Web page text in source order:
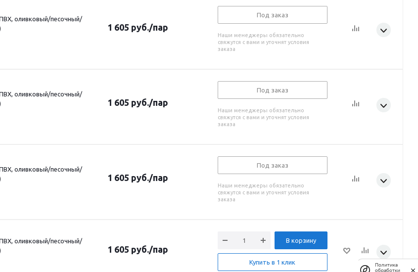
оливковый/песочный/
1 605 руб./пар
Под заказ
Наши менеджеры обязательно
свяжутся с вами и уточнят условия
заказа
оливковый/песочный/
1 605 руб./пар
Под заказ
Наши менеджеры обязательно
свяжутся с вами и уточнят условия
заказа
оливковый/песочный/
1 605 руб./пар
Под заказ
Наши менеджеры обязательно
свяжутся с вами и уточнят условия
заказа
оливковый/песочный/
1 605 руб./пар
В корзину
Купить в 1 клик
Политика
обработки